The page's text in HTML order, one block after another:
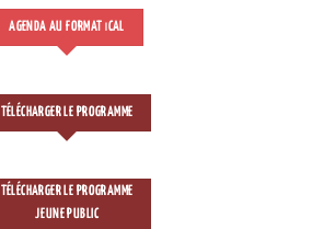
AGENDA AU FORMAT CAL
TÉLÉCHARGER LE PROGRAMME
TÉLÉCHARGER LE PROGRAMME
JEUNE PUBLIC